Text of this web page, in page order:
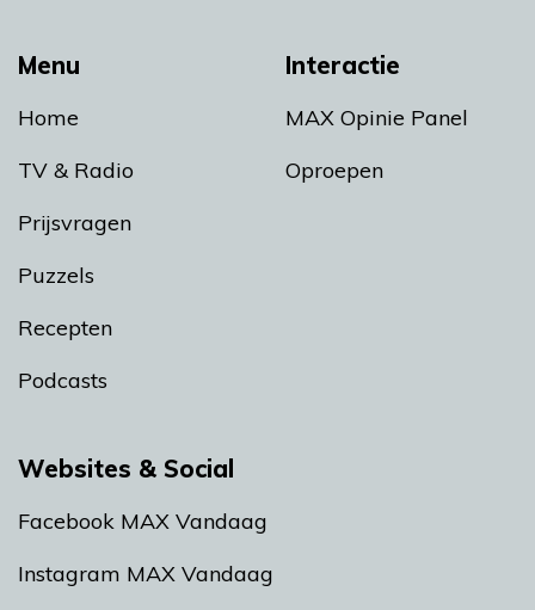
Menu
Home
TV & Radio
Prijsvragen
Puzzels
Recepten
Podcasts
Interactie
MAX Opinie Panel
Oproepen
Websites & Social
Facebook MAX Vandaag
Instagram MAX Vandaag